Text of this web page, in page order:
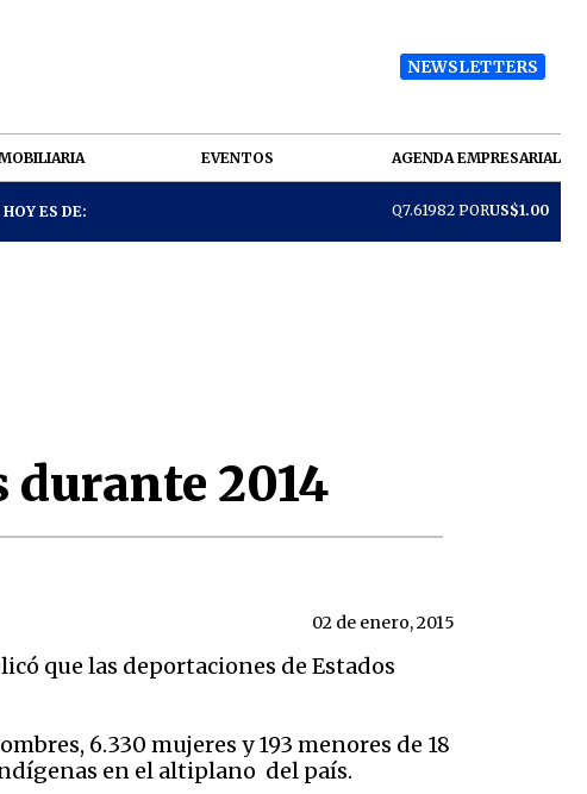
NEWSLETTERS
EVENTOS AGENDA EMPRESARIAL
ES DE: Q7.61982 PORUS$1.00
durante 2014
02 de enero, 2015
que las deportaciones de Estados
6.330 mujeres y 193 menores de 18
en el altiplano del país.